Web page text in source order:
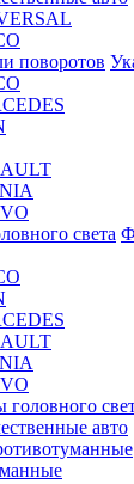
головного
авто